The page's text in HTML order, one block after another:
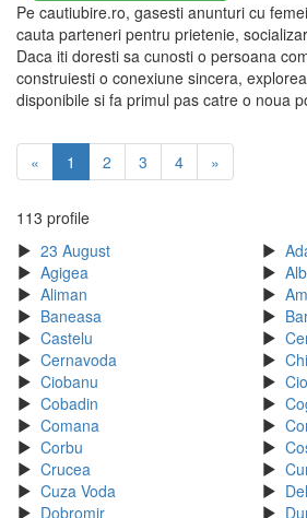
Pe cautiubire.ro, gasesti anunturi cu
cauta parteneri pentru prietenie,
Daca iti doresti sa cunosti o persoana
construiesti o conexiune sincera,
disponibile si fa primul pas catre o noua
« 1 2 3 4 »
113 profile
23 August
Agigea
Aliman
Baneasa
Castelu
Cernavoda
Ciobanu
Cobadin
Comana
Corbu
Crucea
Cuza Voda
Dobromir